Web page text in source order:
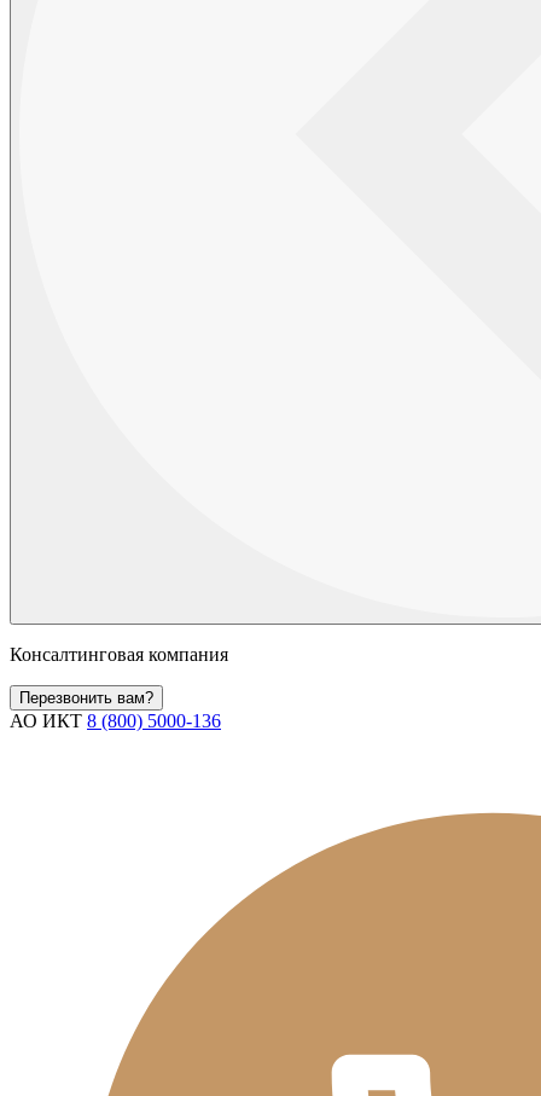
Консалтинговая компания
Перезвонить вам?
АО ИКТ 8 (800) 5000-136